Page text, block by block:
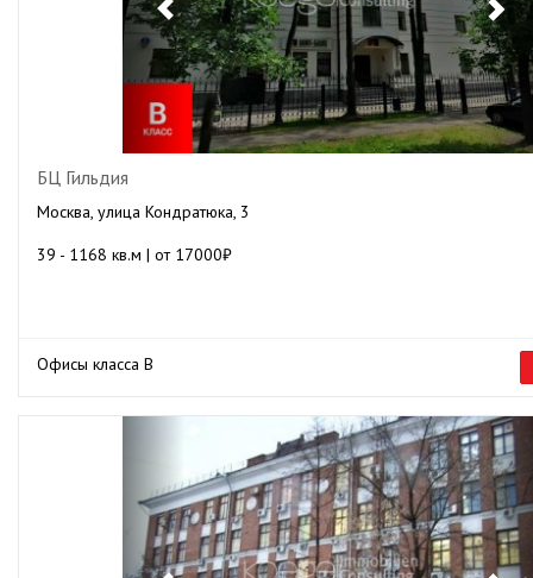
БЦ Гильдия
Москва, улица Кондратюка, 3
39 - 1168 кв.м | от 17000₽
Офисы класса B